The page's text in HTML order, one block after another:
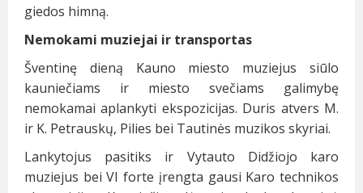
giedos himną.
Nemokami muziejai ir transportas
Šventinę dieną Kauno miesto muziejus siūlo
kauniečiams ir miesto svečiams galimybę
nemokamai aplankyti ekspozicijas. Duris atvers M.
ir K. Petrauskų, Pilies bei Tautinės muzikos skyriai.
Lankytojus pasitiks ir Vytauto Didžiojo karo
muziejus bei VI forte įrengta gausi Karo technikos